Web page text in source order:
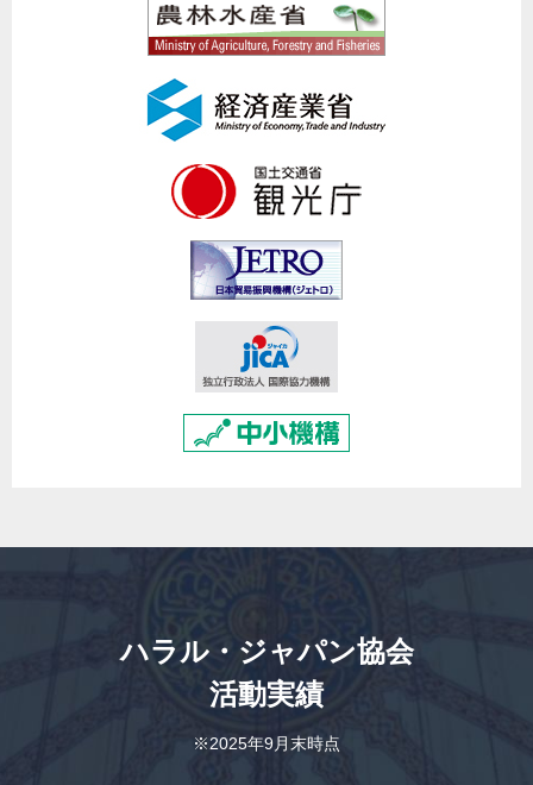
ハラル・ジャパン協会
活動実績
※2025年9月末時点